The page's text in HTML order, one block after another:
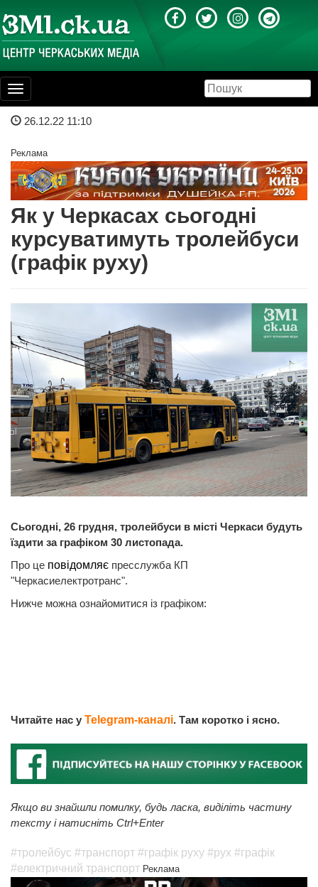
Toggle
navigation
26.12.22 11:10
Реклама
Як у Черкасах сьогодні
курсуватимуть тролейбуси
(графік руху)
Сьогодні, 26 грудня, тролейбуси в місті Черкаси будуть
їздити за графіком 30 листопада.
Про це повідомляє пресслужба КП
"Черкасиелектротранс".
Нижче можна ознайомитися із графіком:
Читайте нас у Telegram-каналі. Там коротко і ясно.
Якщо ви знайшли помилку, будь ласка, виділіть частину
тексту і натисніть Ctrl+Enter
#тролейбус #транспорт #графік руху #рух #графік
#електричний транспорт Реклама